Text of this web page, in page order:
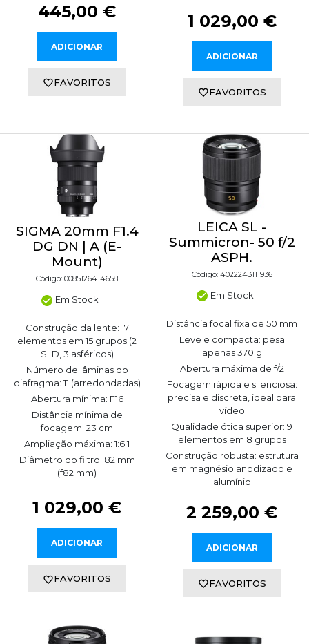
445,00 €
ADICIONAR
FAVORITOS
1 029,00 €
ADICIONAR
FAVORITOS
SIGMA 20mm F1.4
DG DN | A (E-
Mount)
Código: 0085126414658
Em Stock
Construção da lente: 17
elementos em 15 grupos (2
SLD, 3 asféricos)
Número de lâminas do
diafragma: 11 (arredondadas)
Abertura mínima: F16
Distância mínima de
focagem: 23 cm
Ampliação máxima: 1:6.1
Diâmetro do filtro: 82 mm
(f82 mm)
1 029,00 €
ADICIONAR
FAVORITOS
LEICA SL -
Summicron- 50 f/2
ASPH.
Código: 4022243111936
Em Stock
Distância focal fixa de 50 mm
Leve e compacta: pesa
apenas 370 g
Abertura máxima de f/2
Focagem rápida e silenciosa:
precisa e discreta, ideal para
vídeo
Qualidade ótica superior: 9
elementos em 8 grupos
Construção robusta: estrutura
em magnésio anodizado e
alumínio
2 259,00 €
ADICIONAR
FAVORITOS